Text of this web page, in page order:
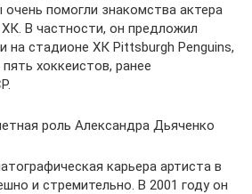
помогли знакомства актера
В частности, он предложил
на стадионе ХК Pittsburgh Penguins,
хоккеистов, ранее
роль Александра Дьяченко
карьера артиста в
и стремительно. В 2001 году он